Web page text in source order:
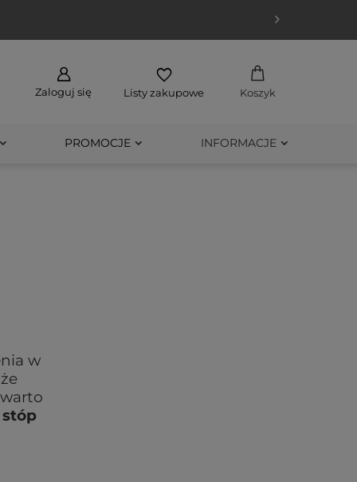
Zaloguj się Listy zakupowe Koszyk
PROMOCJE INFORMACJE
w